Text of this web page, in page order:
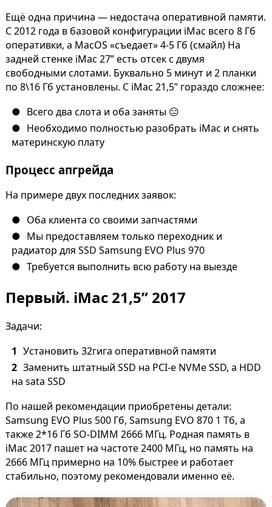
Ещё одна причина — недостача оперативной памяти.
С 2012 года в базовой конфигурации iMac всего 8 Гб
оперативки, а MacOS «съедает» 4-5 Гб (смайл) На
задней стенке iMac 27” есть отсек с двумя
свободными слотами. Буквально 5 минут и 2 планки
по 8\16 Гб установлены. С iMac 21,5” гораздо сложнее:
Всего два слота и оба заняты 😑
Необходимо полностью разобрать iMac и снять
материнскую плату
Процесс апгрейда
На примере двух последних заявок:
Оба клиента со своими запчастями
Мы предоставляем только переходник и
радиатор для SSD Samsung EVO Plus 970
Требуется выполнить всю работу на выезде
Первый. iMac 21,5” 2017
Задачи:
Установить 32гига оперативной памяти
Заменить штатный SSD на PCI-e NVMe SSD, а HDD
на sata SSD
По нашей рекомендации приобретены детали:
Samsung EVO Plus 500 Гб, Samsung EVO 870 1 Тб, а
также 2*16 Гб SO-DIMM 2666 МГц. Родная память в
iMac 2017 пашет на частоте 2400 МГц, но память на
2666 МГц примерно на 10% быстрее и работает
стабильно, поэтому рекомендовали именно её.